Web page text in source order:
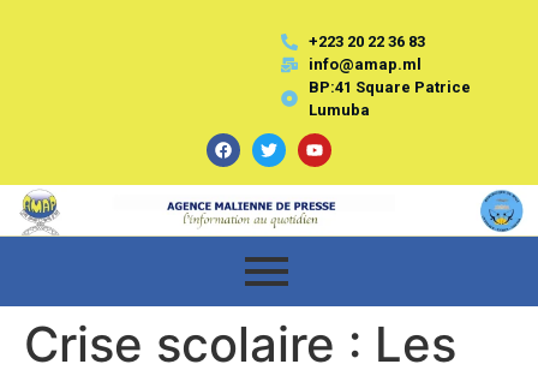
+223 20 22 36 83
info@amap.ml
BP:41 Square Patrice
Lumuba
Crise scolaire : Les